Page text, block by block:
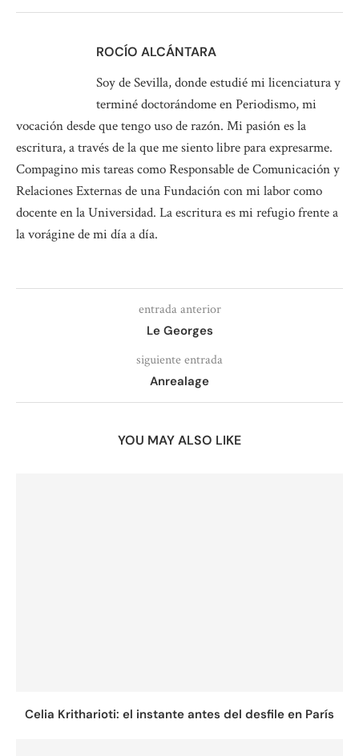
ROCÍO ALCÁNTARA
Soy de Sevilla, donde estudié mi licenciatura y
terminé doctorándome en Periodismo, mi
vocación desde que tengo uso de razón. Mi pasión es la
escritura, a través de la que me siento libre para expresarme.
Compagino mis tareas como Responsable de Comunicación y
Relaciones Externas de una Fundación con mi labor como
docente en la Universidad. La escritura es mi refugio frente a
la vorágine de mi día a día.
entrada anterior
Le Georges
siguiente entrada
Anrealage
YOU MAY ALSO LIKE
Celia Kritharioti: el instante antes del desfile en París